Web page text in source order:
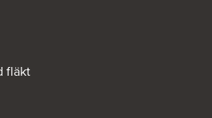
- Filial 041
fläkt